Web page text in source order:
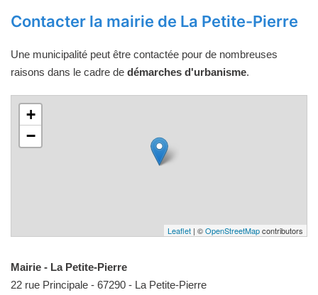
Contacter la mairie de La Petite-Pierre
Une municipalité peut être contactée pour de nombreuses
raisons dans le cadre de démarches d'urbanisme.
+
−
Leaflet | ©OpenStreetMapcontributors
Mairie - La Petite-Pierre
22 rue Principale - 67290 - La Petite-Pierre